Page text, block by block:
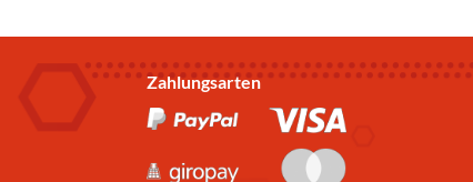
Zahlungsarten